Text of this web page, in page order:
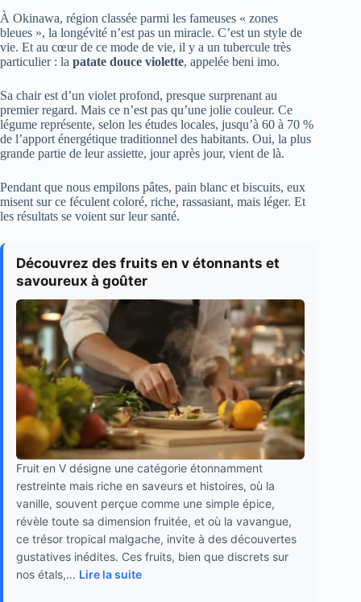
À Okinawa, région classée parmi les fameuses « zones
bleues », la longévité n’est pas un miracle. C’est un style de
vie. Et au cœur de ce mode de vie, il y a un tubercule très
particulier : la patate douce violette, appelée beni imo.
Sa chair est d’un violet profond, presque surprenant au
premier regard. Mais ce n’est pas qu’une jolie couleur. Ce
légume représente, selon les études locales, jusqu’à 60 à 70 %
de l’apport énergétique traditionnel des habitants. Oui, la plus
grande partie de leur assiette, jour après jour, vient de là.
Pendant que nous empilons pâtes, pain blanc et biscuits, eux
misent sur ce féculent coloré, riche, rassasiant, mais léger. Et
les résultats se voient sur leur santé.
Découvrez des fruits en v étonnants et
savoureux à goûter
Fruit en V désigne une catégorie étonnamment
restreinte mais riche en saveurs et histoires, où la
vanille, souvent perçue comme une simple épice,
révèle toute sa dimension fruitée, et où la vavangue,
ce trésor tropical malgache, invite à des découvertes
gustatives inédites. Ces fruits, bien que discrets sur
nos étals,... Lire la suite